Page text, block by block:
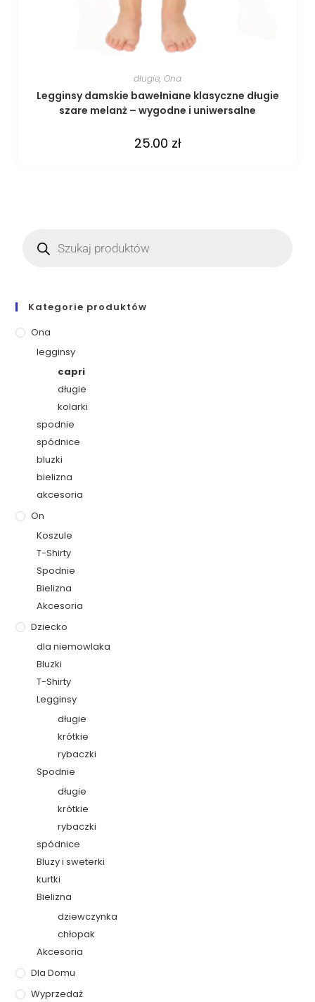
długie, Ona
Legginsy damskie bawełniane klasyczne długie
szare melanż – wygodne i uniwersalne
25.00 zł
Kategorie produktów
Ona
legginsy
capri
długie
kolarki
spodnie
spódnice
bluzki
bielizna
akcesoria
On
Koszule
T-Shirty
Spodnie
Bielizna
Akcesoria
Dziecko
dla niemowlaka
Bluzki
T-Shirty
Legginsy
długie
krótkie
rybaczki
Spodnie
długie
krótkie
rybaczki
spódnice
Bluzy i sweterki
kurtki
Bielizna
dziewczynka
chłopak
Akcesoria
Dla Domu
Wyprzedaż